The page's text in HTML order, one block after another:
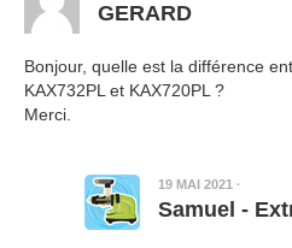
GERARD
Bonjour, quelle est la différence
KAX732PL et KAX720PL ?
Merci.
19 MAI 2021 ·
Samuel -